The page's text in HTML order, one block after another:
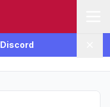
Discord